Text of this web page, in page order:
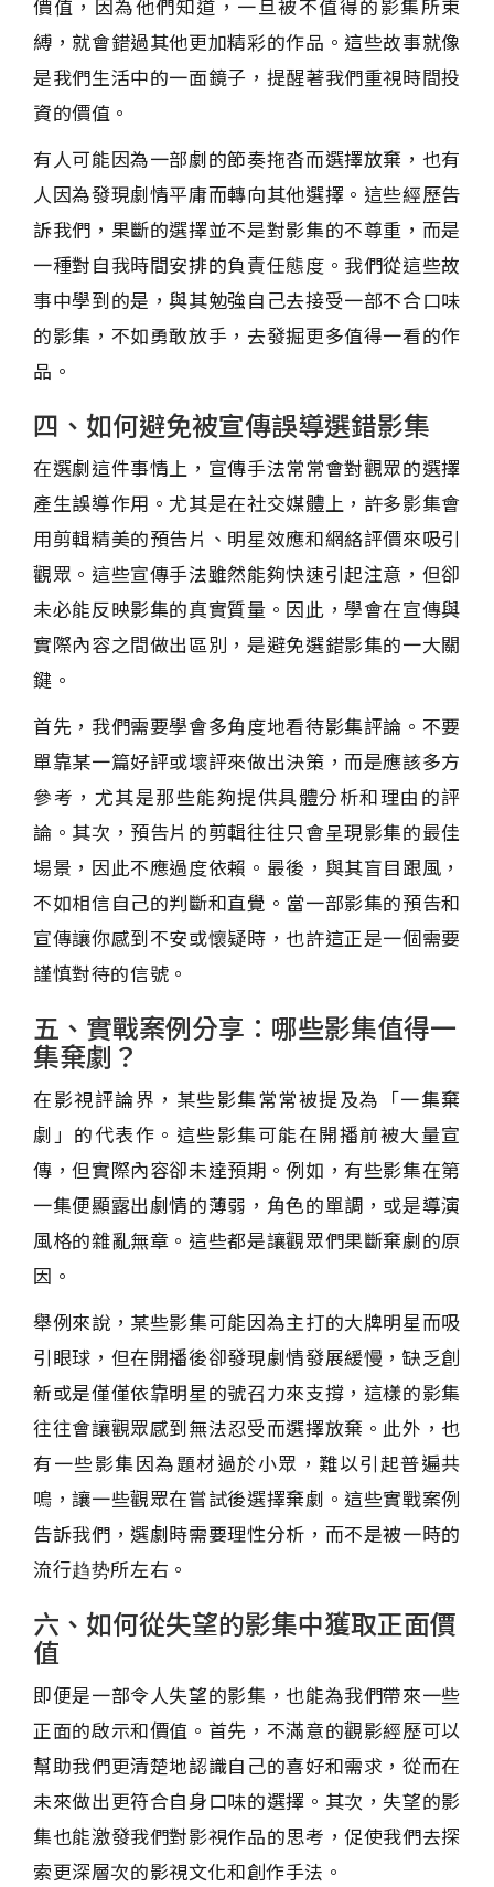
價值，因為他們知道，一旦被不值得的影集所束
縛，就會錯過其他更加精彩的作品。這些故事就像
是我們生活中的一面鏡子，提醒著我們重視時間投
資的價值。
有人可能因為一部劇的節奏拖沓而選擇放棄，也有
人因為發現劇情平庸而轉向其他選擇。這些經歷告
訴我們，果斷的選擇並不是對影集的不尊重，而是
一種對自我時間安排的負責任態度。我們從這些故
事中學到的是，與其勉強自己去接受一部不合口味
的影集，不如勇敢放手，去發掘更多值得一看的作
品。
四、如何避免被宣傳誤導選錯影集
在選劇這件事情上，宣傳手法常常會對觀眾的選擇
產生誤導作用。尤其是在社交媒體上，許多影集會
用剪輯精美的預告片、明星效應和網絡評價來吸引
觀眾。這些宣傳手法雖然能夠快速引起注意，但卻
未必能反映影集的真實質量。因此，學會在宣傳與
實際內容之間做出區別，是避免選錯影集的一大關
鍵。
首先，我們需要學會多角度地看待影集評論。不要
單靠某一篇好評或壞評來做出決策，而是應該多方
參考，尤其是那些能夠提供具體分析和理由的評
論。其次，預告片的剪輯往往只會呈現影集的最佳
場景，因此不應過度依賴。最後，與其盲目跟風，
不如相信自己的判斷和直覺。當一部影集的預告和
宣傳讓你感到不安或懷疑時，也許這正是一個需要
謹慎對待的信號。
五、實戰案例分享：哪些影集值得一
集棄劇？
在影視評論界，某些影集常常被提及為「一集棄
劇」的代表作。這些影集可能在開播前被大量宣
傳，但實際內容卻未達預期。例如，有些影集在第
一集便顯露出劇情的薄弱，角色的單調，或是導演
風格的雜亂無章。這些都是讓觀眾們果斷棄劇的原
因。
舉例來說，某些影集可能因為主打的大牌明星而吸
引眼球，但在開播後卻發現劇情發展緩慢，缺乏創
新或是僅僅依靠明星的號召力來支撐，這樣的影集
往往會讓觀眾感到無法忍受而選擇放棄。此外，也
有一些影集因為題材過於小眾，難以引起普遍共
鳴，讓一些觀眾在嘗試後選擇棄劇。這些實戰案例
告訴我們，選劇時需要理性分析，而不是被一時的
流行趋势所左右。
六、如何從失望的影集中獲取正面價
值
即便是一部令人失望的影集，也能為我們帶來一些
正面的啟示和價值。首先，不滿意的觀影經歷可以
幫助我們更清楚地認識自己的喜好和需求，從而在
未來做出更符合自身口味的選擇。其次，失望的影
集也能激發我們對影視作品的思考，促使我們去探
索更深層次的影視文化和創作手法。